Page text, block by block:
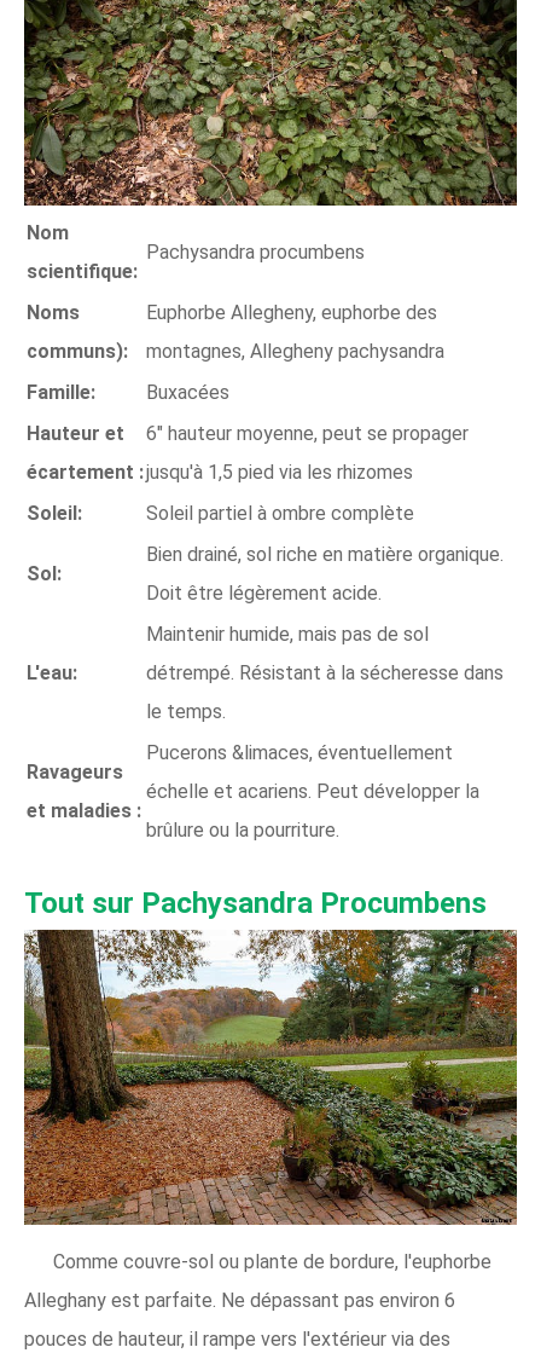
Nom
scientifique:
Pachysandra procumbens
Noms
communs):
Euphorbe Allegheny, euphorbe des
montagnes, Allegheny pachysandra
Famille:
Buxacées
Hauteur et
écartement :
6″ hauteur moyenne, peut se propager
jusqu'à 1,5 pied via les rhizomes
Soleil:
Soleil partiel à ombre complète
Sol:
Bien drainé, sol riche en matière organique.
Doit être légèrement acide.
L'eau:
Maintenir humide, mais pas de sol
détrempé. Résistant à la sécheresse dans
le temps.
Ravageurs
et maladies :
Pucerons &limaces, éventuellement
échelle et acariens. Peut développer la
brûlure ou la pourriture.
Tout sur Pachysandra Procumbens
Comme couvre-sol ou plante de bordure, l'euphorbe
Alleghany est parfaite. Ne dépassant pas environ 6
pouces de hauteur, il rampe vers l'extérieur via des